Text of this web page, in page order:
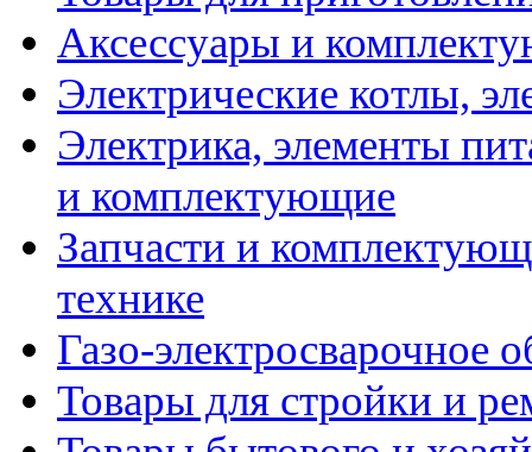
Аксессуары и
Электрические котлы,
Электрика, элементы
и комплектующие
Запчасти и
технике
Газо-электросварочное
Товары для стройки и